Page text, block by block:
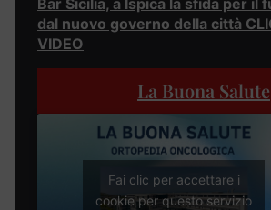
dal nuovo governo della città
VIDEO
La Buona Salute
Fai clic per accettare i
cookie per questo servizio